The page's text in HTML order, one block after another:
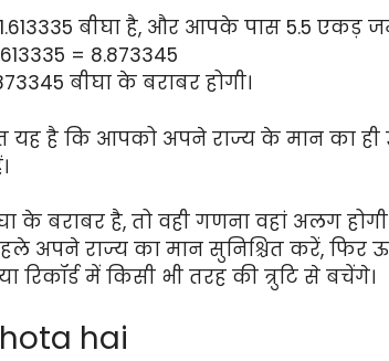
बीघा है, और आपके पास 5.5 एकड़
= 8.873345
बीघा के बराबर होगी।
यह है कि आपको अपने राज्य के मान का
बराबर है, तो वही गणना वहां अलग
अपने राज्य का मान सुनिश्चित करें, फिर
में किसी भी तरह की त्रुटि से बचेंगे।
hai